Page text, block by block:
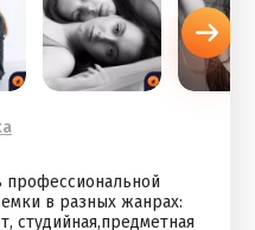
прoфеcсиoнaльнoй
в pазных жaнрax:
cтудийнaя,прeдметнaя